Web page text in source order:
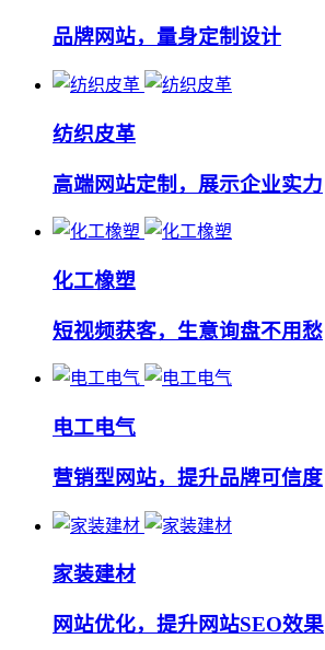
品牌网站，量身定制设计
纺织皮革
高端网站定制，展示企业实力
化工橡塑
短视频获客，生意询盘不用愁
电工电气
营销型网站，提升品牌可信度
家装建材
网站优化，提升网站SEO效果